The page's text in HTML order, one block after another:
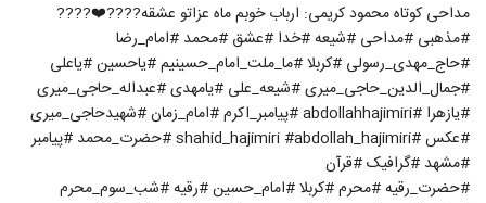
مداحی کوتاه محمود کریمی: ارباب خوبم ماه عزاتو عشقه????❤️????
#مذهبی #مداحی #شیعه #خدا #عشق #محمد #امام_رضا
#حاج_مهدی_رسولی #کربلا #ما_ملت_امام_حسینیم #یاحسین #یاعلی
#جمال_الدین_حاجی_میری #شیعه_علی #یامهدی #عبداله_حاجی_میری
#یازهرا #abdollahhajimiri #پیامبر_اکرم #امام_زمان #شهیدحاجی_میری
#عکس #shahid_hajimiri #abdollah_hajimiri #حضرت_محمد #پیامبر
#مشهد #گرافیک #قرآن
#حضرت_رقیه #محرم #کربلا #امام_حسین #رقیه #شب_سوم_محرم